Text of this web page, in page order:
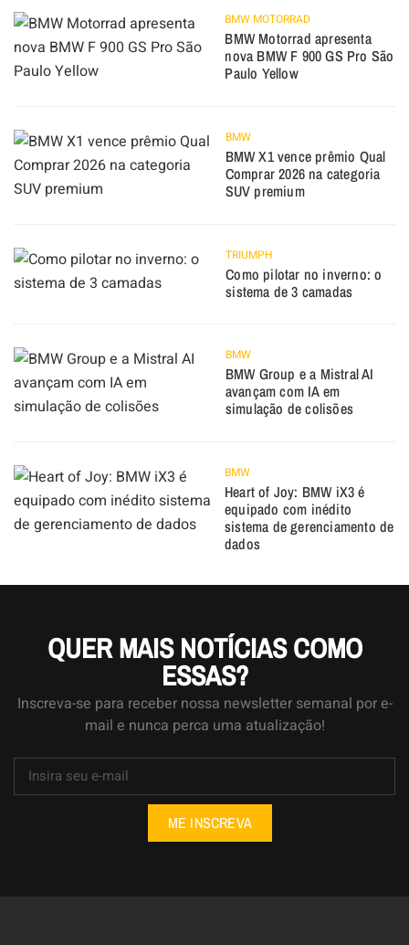
BMW MOTORRAD
BMW Motorrad apresenta
nova BMW F 900 GS Pro São
Paulo Yellow
BMW
BMW X1 vence prêmio Qual
Comprar 2026 na categoria
SUV premium
TRIUMPH
Como pilotar no inverno: o
sistema de 3 camadas
BMW
BMW Group e a Mistral AI
avançam com IA em
simulação de colisões
BMW
Heart of Joy: BMW iX3 é
equipado com inédito
sistema de gerenciamento de
dados
QUER MAIS NOTÍCIAS COMO
ESSAS?
Inscreva-se para receber nossa newsletter semanal por e-
mail e nunca perca uma atualização!
ME INSCREVA